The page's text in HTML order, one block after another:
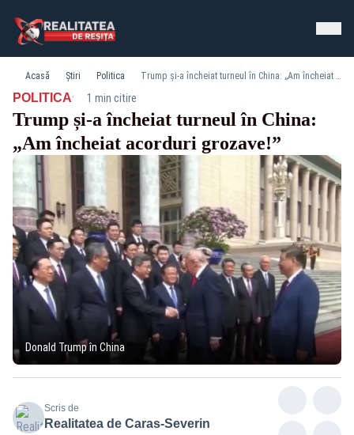
Acasă Știri Politica Trump și-a încheiat turneul în China: „Am încheiat acorduri grozave!”
POLITICA· 1 min citire
Trump și-a încheiat turneul în China:
„Am încheiat acorduri grozave!”
Donald Trump în China
Scris de
Realitatea de Caras-Severin